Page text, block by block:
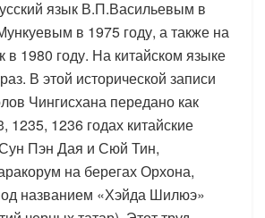
язык В.П.Васильевым в
в 1975 году, а также на
в 1980 году. На китайском языке
В этой исторической записи
Чингисхана передано как
1235, 1236 годах китайские
Пэн Дая и Сюй Тин,
на берегах Орхона,
названием «Хэйда Шилюэ»